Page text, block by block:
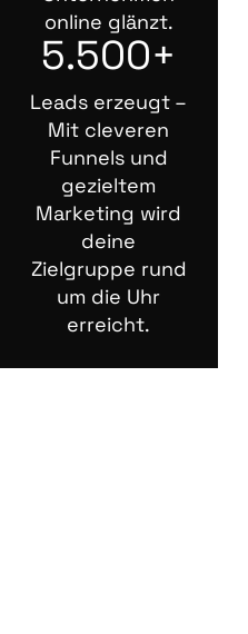
online glänzt.
5.500+
Leads erzeugt –
Mit cleveren
Funnels und
gezieltem
Marketing wird
deine
Zielgruppe rund
um die Uhr
erreicht.